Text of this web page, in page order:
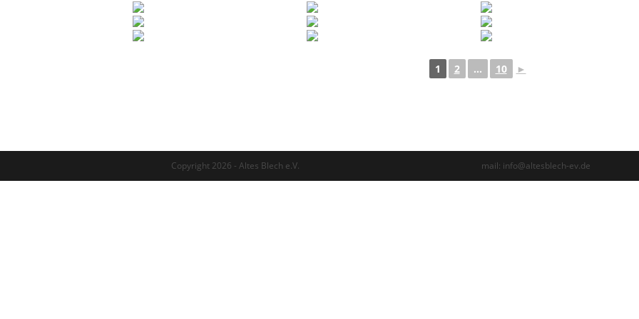
1 2 ... 10 ►
Copyright 2026 - Altes Blech e.V. ⠀ ⠀ ⠀ ⠀ ⠀ ⠀ ⠀ ⠀ ⠀ ⠀ ⠀ ⠀ ⠀ ⠀ ⠀ ⠀ ⠀ ⠀ ⠀ ⠀ ⠀ mail: info@altesblech-ev.de ⠀ ⠀ ⠀ ⠀